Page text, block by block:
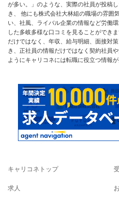
が多い。」のような、実際の社員が投稿
き、 他にも株式会社大林組の職場の雰囲
い、社風、ライバル企業の情報など労働
した多岐多様な口コミを見ることができ
だけではなく、年収、給与明細、面接対
き、正社員の情報だけではなく契約社員
ようにキャリコネには転職に役立つ情報が
キャリコネトップ
求人